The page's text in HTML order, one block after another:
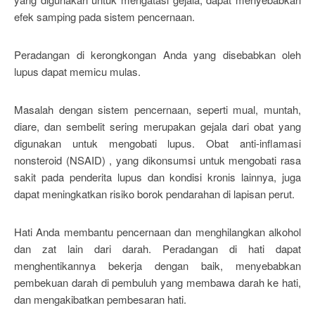
efek samping pada sistem pencernaan.
Peradangan di kerongkongan Anda yang disebabkan oleh
lupus dapat memicu mulas.
Masalah dengan sistem pencernaan, seperti mual, muntah,
diare, dan sembelit sering merupakan gejala dari obat yang
digunakan untuk mengobati lupus. Obat anti-inflamasi
nonsteroid (NSAID) , yang dikonsumsi untuk mengobati rasa
sakit pada penderita lupus dan kondisi kronis lainnya, juga
dapat meningkatkan risiko borok pendarahan di lapisan perut.
Hati Anda membantu pencernaan dan menghilangkan alkohol
dan zat lain dari darah. Peradangan di hati dapat
menghentikannya bekerja dengan baik, menyebabkan
pembekuan darah di pembuluh yang membawa darah ke hati,
dan mengakibatkan pembesaran hati.